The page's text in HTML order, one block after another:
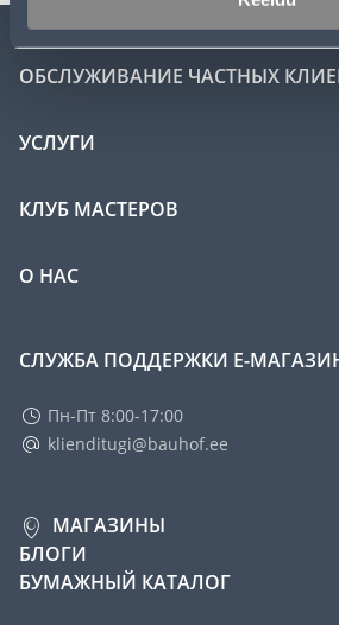
ОБСЛУЖИВАНИЕ ЧАСТНЫХ
УСЛУГИ
КЛУБ МАСТЕРОВ
О НАС
СЛУЖБА ПОДДЕРЖКИ Е-
Пн-Пт 8:00-17:00
klienditugi@bauhof.ee
МАГАЗИНЫ
БЛОГИ
БУМАЖНЫЙ КАТАЛОГ